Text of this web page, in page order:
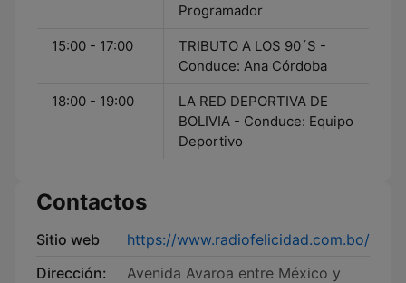
Programador
15:00 - 17:00
TRIBUTO A LOS 90´S -
Conduce: Ana Córdoba
18:00 - 19:00
LA RED DEPORTIVA DE
BOLIVIA - Conduce: Equipo
Deportivo
Contactos
Sitio web
https://www.radiofelicidad.com.bo/
Dirección:
Avenida Avaroa entre México y